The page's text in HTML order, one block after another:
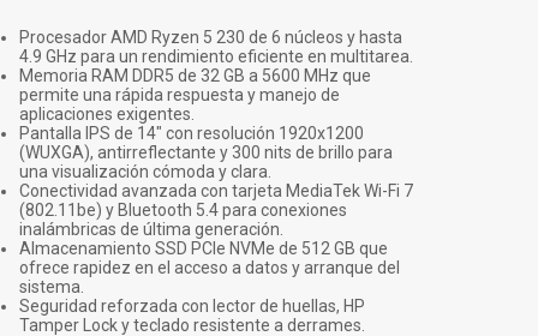
Procesador AMD Ryzen 5 230 de 6 núcleos y hasta
4.9 GHz para un rendimiento eficiente en multitarea.
Memoria RAM DDR5 de 32 GB a 5600 MHz que
permite una rápida respuesta y manejo de
aplicaciones exigentes.
Pantalla IPS de 14" con resolución 1920x1200
(WUXGA), antirreflectante y 300 nits de brillo para
una visualización cómoda y clara.
Conectividad avanzada con tarjeta MediaTek Wi-Fi 7
(802.11be) y Bluetooth 5.4 para conexiones
inalámbricas de última generación.
Almacenamiento SSD PCIe NVMe de 512 GB que
ofrece rapidez en el acceso a datos y arranque del
sistema.
Seguridad reforzada con lector de huellas, HP
Tamper Lock y teclado resistente a derrames.